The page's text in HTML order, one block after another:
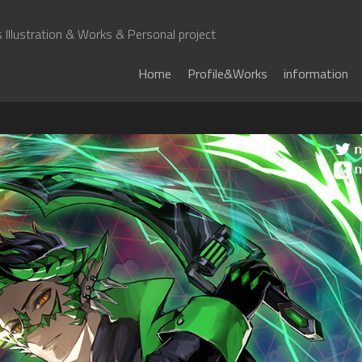
Illustration & Works & Personal project
Home Profile&Works information